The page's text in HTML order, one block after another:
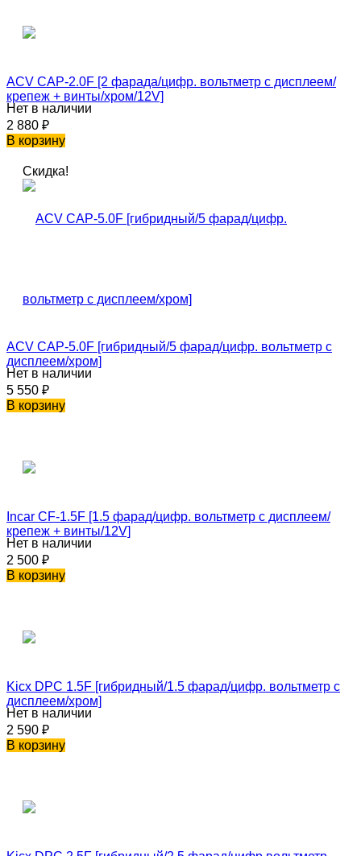
ACV CAP-2.0F [2 фарада/цифр. вольтметр с дисплеем/
крепеж + винты/хром/12V]
Нет в наличии
2 880 ₽
В корзину
Скидка!
ACV CAP-5.0F [гибридный/5 фарад/цифр. вольтметр с
дисплеем/хром]
Нет в наличии
5 550 ₽
В корзину
Incar CF-1.5F [1.5 фарад/цифр. вольтметр с дисплеем/
крепеж + винты/12V]
Нет в наличии
2 500 ₽
В корзину
Kicx DPC 1.5F [гибридный/1.5 фарад/цифр. вольтметр с
дисплеем/хром]
Нет в наличии
2 590 ₽
В корзину